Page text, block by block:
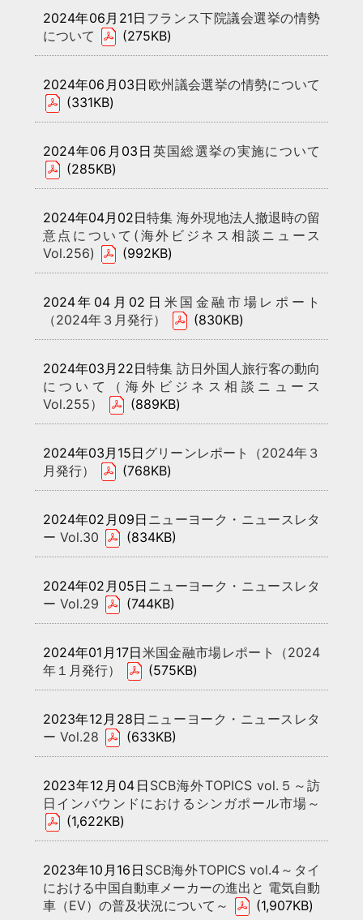
2024年06月21日 フランス下院議会選挙の情勢
について
(275KB)
2024年06月03日 欧州議会選挙の情勢について
(331KB)
2024年06月03日 英国総選挙の実施について
(285KB)
2024年04月02日特集 海外現地法人撤退時の留
意点について(海外ビジネス相談ニュース
Vol.256)
(992KB)
2024年04月02日 米国金融市場レポート
（2024年３月発行）
(830KB)
2024年03月22日特集 訪日外国人旅行客の動向
について（海外ビジネス相談ニュース
Vol.255）
(889KB)
2024年03月15日グリーンレポート（2024年３
月発行）
(768KB)
2024年02月09日 ニューヨーク・ニュースレタ
ー Vol.30
(834KB)
2024年02月05日 ニューヨーク・ニュースレタ
ー Vol.29
(744KB)
2024年01月17日米国金融市場レポート（2024
年１月発行）
(575KB)
2023年12月28日 ニューヨーク・ニュースレタ
ー Vol.28
(633KB)
2023年12月04日 SCB海外TOPICS vol.５～訪
日インバウンドにおけるシンガポール市場～
(1,622KB)
2023年10月16日 SCB海外TOPICS vol.4～タイ
における中国自動車メーカーの進出と 電気自動
車（EV）の普及状況について～
(1,907KB)